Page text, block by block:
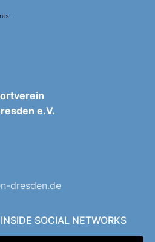
e.V.
dresden.de
SOCIAL NETWORKS